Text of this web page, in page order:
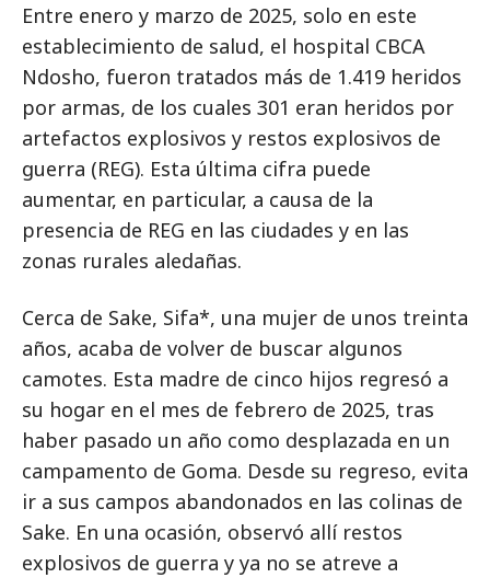
Entre enero y marzo de 2025, solo en este
establecimiento de salud, el hospital CBCA
Ndosho, fueron tratados más de 1.419 heridos
por armas, de los cuales 301 eran heridos por
artefactos explosivos y restos explosivos de
guerra (REG). Esta última cifra puede
aumentar, en particular, a causa de la
presencia de REG en las ciudades y en las
zonas rurales aledañas.
Cerca de Sake, Sifa*, una mujer de unos treinta
años, acaba de volver de buscar algunos
camotes. Esta madre de cinco hijos regresó a
su hogar en el mes de febrero de 2025, tras
haber pasado un año como desplazada en un
campamento de Goma. Desde su regreso, evita
ir a sus campos abandonados en las colinas de
Sake. En una ocasión, observó allí restos
explosivos de guerra y ya no se atreve a